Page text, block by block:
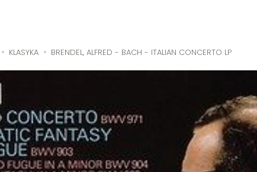
KLASYKA BRENDEL, ALFRED - BACH - ITALIAN CONCERTO LP